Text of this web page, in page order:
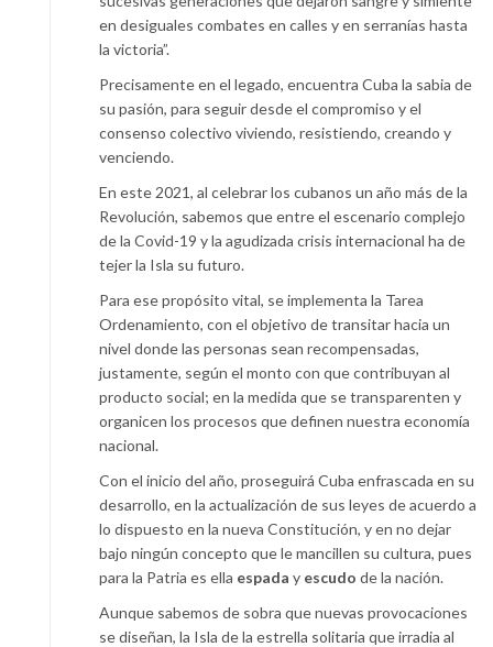
en desiguales combates en calles y en serranías hasta
la victoria”.
Precisamente en el legado, encuentra Cuba la sabia de
su pasión, para seguir desde el compromiso y el
consenso colectivo viviendo, resistiendo, creando y
venciendo.
En este 2021, al celebrar los cubanos un año más de la
Revolución, sabemos que entre el escenario complejo
de la Covid-19 y la agudizada crisis internacional ha de
tejer la Isla su futuro.
Para ese propósito vital, se implementa la Tarea
Ordenamiento, con el objetivo de transitar hacia un
nivel donde las personas sean recompensadas,
justamente, según el monto con que contribuyan al
producto social; en la medida que se transparenten y
organicen los procesos que definen nuestra economía
nacional.
Con el inicio del año, proseguirá Cuba enfrascada en su
desarrollo, en la actualización de sus leyes de acuerdo a
lo dispuesto en la nueva Constitución, y en no dejar
bajo ningún concepto que le mancillen su cultura, pues
para la Patria es ella espada y escudo de la nación.
Aunque sabemos de sobra que nuevas provocaciones
se diseñan, la Isla de la estrella solitaria que irradia al